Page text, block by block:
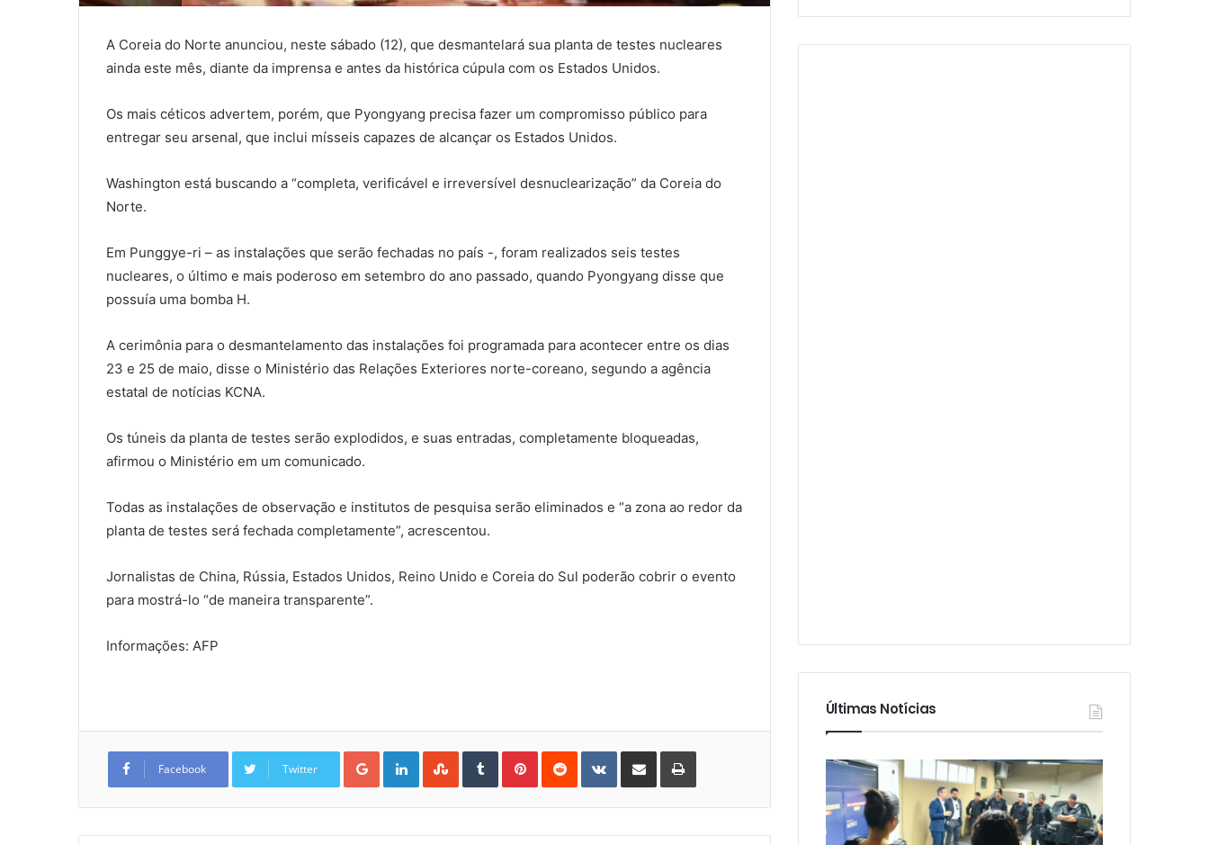
A Coreia do Norte anunciou, neste sábado (12), que desmantelará sua planta de testes nucleares
ainda este mês, diante da imprensa e antes da histórica cúpula com os Estados Unidos.
Os mais céticos advertem, porém, que Pyongyang precisa fazer um compromisso público para
entregar seu arsenal, que inclui mísseis capazes de alcançar os Estados Unidos.
Washington está buscando a “completa, verificável e irreversível desnuclearização” da Coreia do
Norte.
Em Punggye-ri – as instalações que serão fechadas no país -, foram realizados seis testes
nucleares, o último e mais poderoso em setembro do ano passado, quando Pyongyang disse que
possuía uma bomba H.
A cerimônia para o desmantelamento das instalações foi programada para acontecer entre os dias
23 e 25 de maio, disse o Ministério das Relações Exteriores norte-coreano, segundo a agência
estatal de notícias KCNA.
Os túneis da planta de testes serão explodidos, e suas entradas, completamente bloqueadas,
afirmou o Ministério em um comunicado.
Todas as instalações de observação e institutos de pesquisa serão eliminados e “a zona ao redor da
planta de testes será fechada completamente”, acrescentou.
Jornalistas de China, Rússia, Estados Unidos, Reino Unido e Coreia do Sul poderão cobrir o evento
para mostrá-lo “de maneira transparente”.
Informações: AFP
Facebook Twitter
Google+LinkedInStumbleUpon
TumblrPinterestReddit VKontakteShare
Email
Print
Últimas Notícias